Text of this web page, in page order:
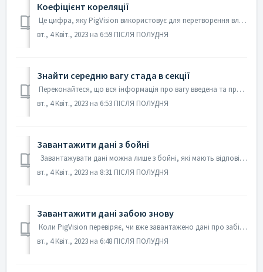
Коефіцієнт кореляції
Це цифра, яку PigVision використовує для перетворення власної ваги в живу вагу і навпаки. Значення за замовчуванням становить 76,33% (або 1,31). Це можна з...
вт., 4 Квіт., 2023 на 6:59 ПІСЛЯ ПОЛУДНЯ
Знайти середню вагу стада в секції
Переконайтеся, що вся інформація про вагу введена та правильна, а потім клацніть піктограму списку ферм або перейдіть до меню Управління та виберіть Список...
вт., 4 Квіт., 2023 на 6:53 ПІСЛЯ ПОЛУДНЯ
Завантажити дані з бойні
Завантажувати дані можна лише з бойні, які мають відповідне посилання на AgroVision, тому перевірте, чи є ваша бійня в списку. У списку є більшість сканд...
вт., 4 Квіт., 2023 на 8:31 ПІСЛЯ ПОЛУДНЯ
Завантажити дані забою знову
Коли PigVision перевіряє, чи вже завантажено дані про забій, це завжди робиться за допомогою унікального ідентифікатора заяви, який присутній у всіх даних ...
вт., 4 Квіт., 2023 на 6:48 ПІСЛЯ ПОЛУДНЯ